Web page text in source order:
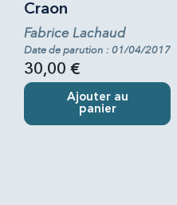
Craon
Fabrice Lachaud
Date de parution : 01/04/2017
30,00 €
Ajouter au
panier